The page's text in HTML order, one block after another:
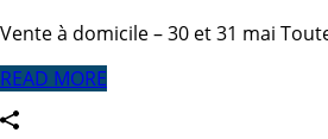
Vente à domicile – 30 et 31 mai
READ MORE